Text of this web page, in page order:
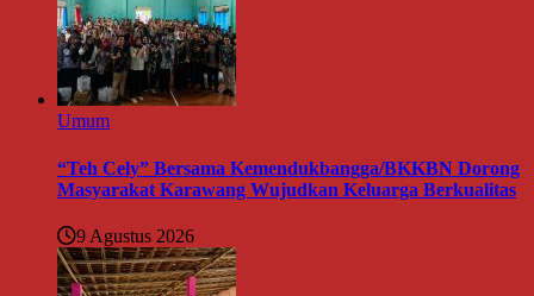
Umum
“Teh Cely” Bersama Kemendukbangga/BKKBN Dorong
Masyarakat Karawang Wujudkan Keluarga Berkualitas
9 Agustus 2026